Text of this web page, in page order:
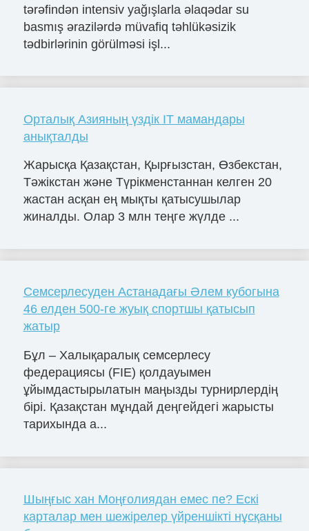
tərəfindən intensiv yağışlarla əlaqədar su
basmış ərazilərdə müvafiq təhlükəsizik
tədbirlərinin görülməsi işl...
Орталық Азияның үздік IT мамандары
анықталды
Жарысқа Қазақстан, Қырғызстан, Өзбекстан,
Тәжікстан және Түрікменстаннан келген 20
жастан асқан ең мықты қатысушылар
жиналды. Олар 3 млн теңге жүлде ...
Семсерлесуден Астанадағы Әлем кубогына
46 елден 500-ге жуық спортшы қатысып
жатыр
Бұл – Халықаралық семсерлесу
федерациясы (FIE) қолдауымен
ұйымдастырылатын маңызды турнирлердің
бірі. Қазақстан мұндай деңгейдегі жарысты
тарихында а...
Шыңғыс хан Моңғолиядан емес пе? Ескі
карталар мен шежірелер үйреншікті нұсқаны